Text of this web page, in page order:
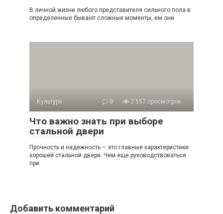
В личной жизни любого представителя сильного пола в
определенные бывают сложные моменты, ем они
Культура 0 2 557 просмотров
Что важно знать при выборе
стальной двери
Прочность и надежность – это главные характеристики
хорошей стальной двери. Чем еще руководствоваться
при
Добавить комментарий